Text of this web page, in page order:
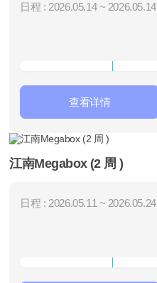
日程 : 2026.05.14 ~ 2026.05.14
查看详情
江南Megabox (2 周 )
日程 : 2026.05.11 ~ 2026.05.24